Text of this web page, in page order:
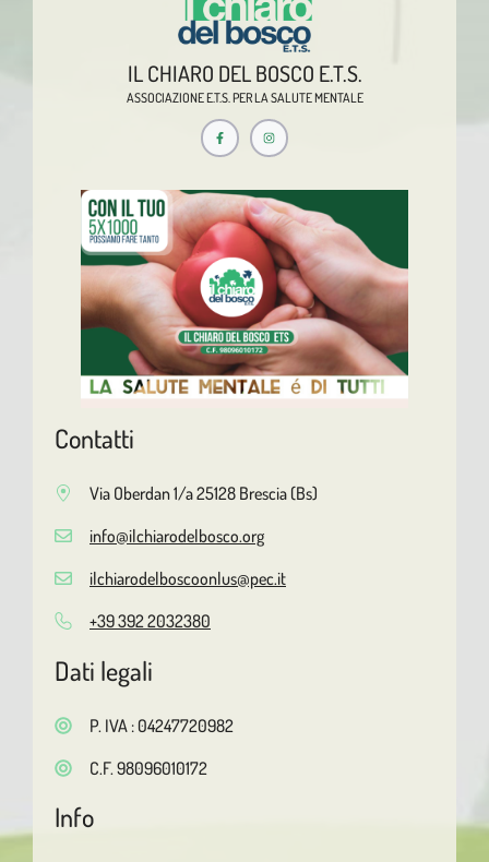
IL CHIARO DEL BOSCO E.T.S.
ASSOCIAZIONE E.T.S. PER LA SALUTE MENTALE
Contatti
Via Oberdan 1/a 25128 Brescia (Bs)
info@ilchiarodelbosco.org
ilchiarodelboscoonlus@pec.it
+39 392 2032380
Dati legali
P. IVA : 04247720982
C.F. 98096010172
Info